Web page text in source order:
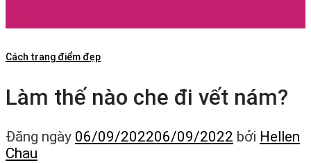
Cách trang điểm đẹp
Làm thế nào che đi vết nám?
Đăng ngày 06/09/202206/09/2022 bởi Hellen
Chau